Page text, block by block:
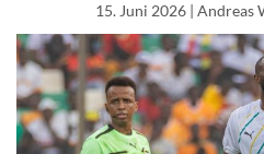
15. Juni 2026| Andreas